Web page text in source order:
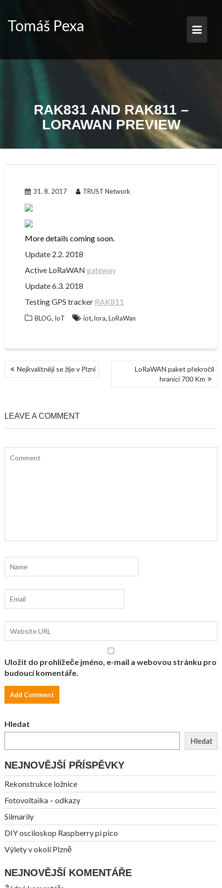
content
Tomáš Pexa
RAK831 AND RAK811 –
LORAWAN PREVIEW
31. 8. 2017 TRUST Network
More details coming soon.
Update 2.2. 2018
Active LoRaWAN gateway
Update 6.3. 2018
Testing GPS tracker RAK811
BLOG, IoT iot,lora,LoRaWan
NAVIGACE
PRO
Nejkvalitněji se žije v Plzni
LoRaWAN paket překročil
hranici 700 Km
LEAVE A COMMENT
Uložit do prohlížeče jméno, e-mail a webovou stránku pro
budoucí komentáře.
Hledat
Hledat
NEJNOVĚJŠÍ PŘÍSPĚVKY
Rekonstrukce ložnice
Fotovoltaika – odkazy
Silmarily
DIY osciloskop Raspberry pi pico
Výlety v okolí Plzně
NEJNOVĚJŠÍ KOMENTÁŘE